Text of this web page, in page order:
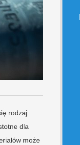
rodzaj
dla
może